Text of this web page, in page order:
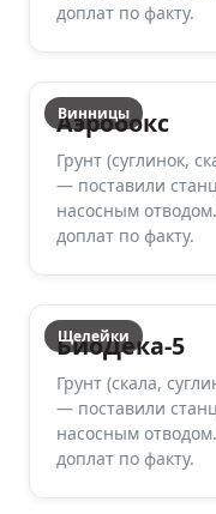
доплат по факту.
Винницы
Аэробокс
Грунт (суглинок,
— поставили
насосным
доплат по факту.
Щелейки
БиоДека-5
Грунт (скала,
— поставили
насосным
доплат по факту.